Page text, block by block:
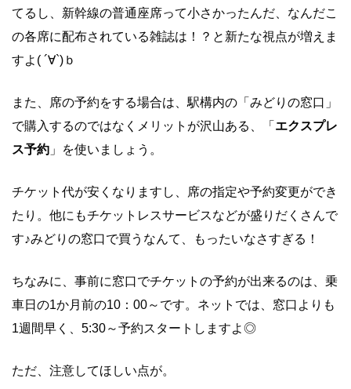
てるし、新幹線の普通座席って小さかったんだ、なんだこ
の各席に配布されている雑誌は！？と新たな視点が増えま
すよ( ´∀`)ｂ
また、席の予約をする場合は、駅構内の「みどりの窓口」
で購入するのではなくメリットが沢山ある、「 エクスプレ
ス予約 」を使いましょう。
チケット代が安くなりますし、席の指定や予約変更ができ
たり。他にもチケットレスサービスなどが盛りだくさんで
す♪みどりの窓口で買うなんて、もったいなさすぎる！
ちなみに、事前に窓口でチケットの予約が出来るのは、乗
車日の1か月前の10：00～です。ネットでは、窓口よりも
1週間早く、5:30～予約スタートしますよ◎
ただ、注意してほしい点が。